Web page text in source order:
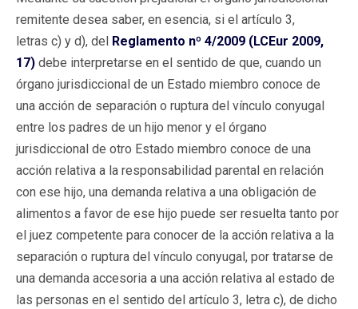
remitente desea saber, en esencia, si el artículo 3,
letras c) y d), del Reglamento nº 4/2009 (LCEur 2009,
17) debe interpretarse en el sentido de que, cuando un
órgano jurisdiccional de un Estado miembro conoce de
una acción de separación o ruptura del vínculo conyugal
entre los padres de un hijo menor y el órgano
jurisdiccional de otro Estado miembro conoce de una
acción relativa a la responsabilidad parental en relación
con ese hijo, una demanda relativa a una obligación de
alimentos a favor de ese hijo puede ser resuelta tanto por
el juez competente para conocer de la acción relativa a la
separación o ruptura del vínculo conyugal, por tratarse de
una demanda accesoria a una acción relativa al estado de
las personas en el sentido del artículo 3, letra c), de dicho